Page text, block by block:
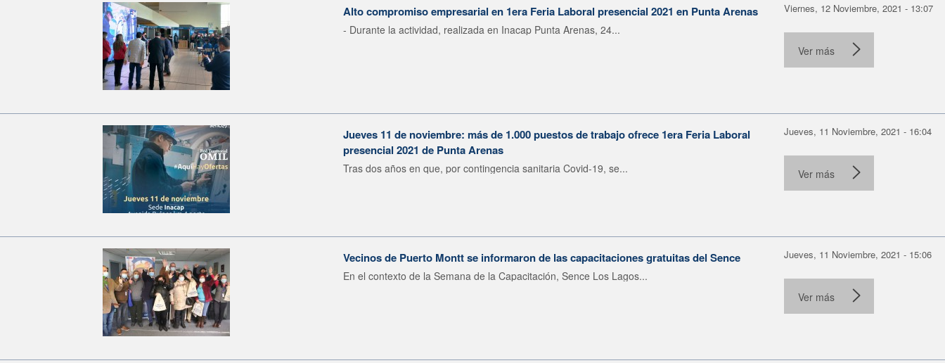
Alto compromiso empresarial en 1era Feria Laboral presencial 2021 en Punta Arenas
- Durante la actividad, realizada en Inacap Punta Arenas, 24...
Viernes, 12 Noviembre, 2021 - 13:07
Ver más
Jueves 11 de noviembre: más de 1.000 puestos de trabajo ofrece 1era Feria Laboral
presencial 2021 de Punta Arenas
Tras dos años en que, por contingencia sanitaria Covid-19, se...
Jueves, 11 Noviembre, 2021 - 16:04
Ver más
Vecinos de Puerto Montt se informaron de las capacitaciones gratuitas del Sence
En el contexto de la Semana de la Capacitación, Sence Los Lagos...
Jueves, 11 Noviembre, 2021 - 15:06
Ver más